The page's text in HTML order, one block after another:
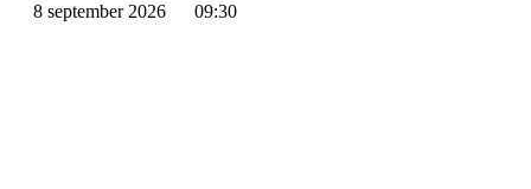
8 september 2026
09:30